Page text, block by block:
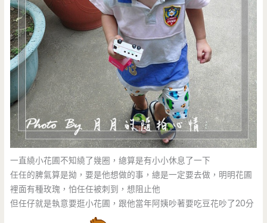
一直繞小花圃不知繞了幾圈，總算是有小小休息了一下
任任的脾氣算是拗，要是他想做的事，總是一定要去做，明明花圃
裡面有種玫瑰，怕任任被刺到，想阻止他
但任仔就是執意要逛小花圃，跟他當年阿姨吵著要吃豆花吵了20分